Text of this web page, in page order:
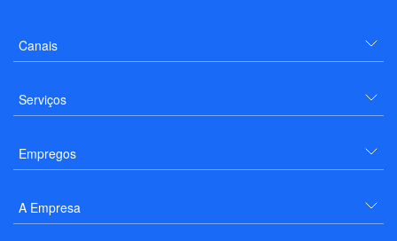
Canais
Serviços
Empregos
A Empresa